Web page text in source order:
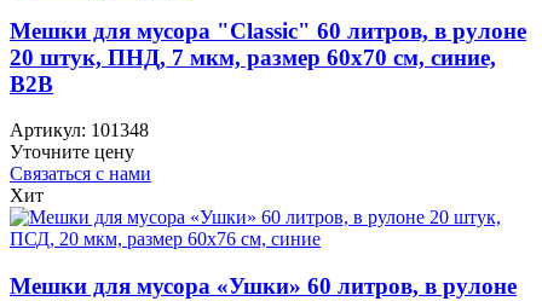
Мешки для мусора "Classic" 60 литров, в рулоне
20 штук, ПНД, 7 мкм, размер 60х70 см, синие,
B2B
Артикул: 101348
Уточните цену
Связаться с нами
Хит
Мешки для мусора «Ушки» 60 литров, в рулоне